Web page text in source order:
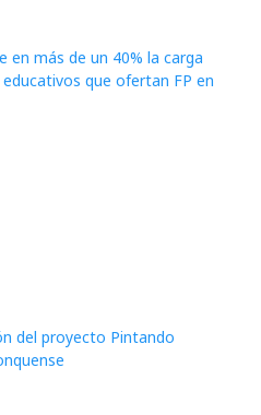
en más de un 40% la carga
que ofertan FP en
del proyecto Pintando